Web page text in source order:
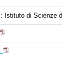
Istituto di Scienze